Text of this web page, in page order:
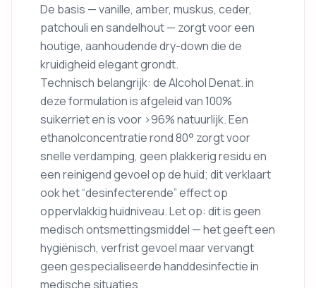
De basis — vanille, amber, muskus, ceder,
patchouli en sandelhout — zorgt voor een
houtige, aanhoudende dry-down die de
kruidigheid elegant grondt.
Technisch belangrijk: de Alcohol Denat. in
deze formulation is afgeleid van 100%
suikerriet en is voor >96% natuurlijk. Een
ethanolconcentratie rond 80° zorgt voor
snelle verdamping, geen plakkerig residu en
een reinigend gevoel op de huid; dit verklaart
ook het “desinfecterende” effect op
oppervlakkig huidniveau. Let op: dit is geen
medisch ontsmettingsmiddel — het geeft een
hygiënisch, verfrist gevoel maar vervangt
geen gespecialiseerde handdesinfectie in
medische situaties.